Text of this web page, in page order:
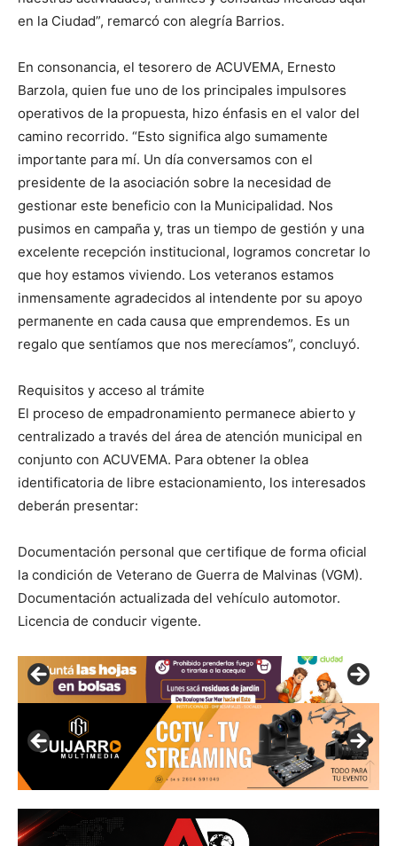
en la Ciudad”, remarcó con alegría Barrios.
En consonancia, el tesorero de ACUVEMA, Ernesto
Barzola, quien fue uno de los principales impulsores
operativos de la propuesta, hizo énfasis en el valor del
camino recorrido. “Esto significa algo sumamente
importante para mí. Un día conversamos con el
presidente de la asociación sobre la necesidad de
gestionar este beneficio con la Municipalidad. Nos
pusimos en campaña y, tras un tiempo de gestión y una
excelente recepción institucional, logramos concretar lo
que hoy estamos viviendo. Los veteranos estamos
inmensamente agradecidos al intendente por su apoyo
permanente en cada causa que emprendemos. Es un
regalo que sentíamos que nos merecíamos”, concluyó.
Requisitos y acceso al trámite
El proceso de empadronamiento permanece abierto y
centralizado a través del área de atención municipal en
conjunto con ACUVEMA. Para obtener la oblea
identificatoria de libre estacionamiento, los interesados
deberán presentar:
Documentación personal que certifique de forma oficial
la condición de Veterano de Guerra de Malvinas (VGM).
Documentación actualizada del vehículo automotor.
Licencia de conducir vigente.